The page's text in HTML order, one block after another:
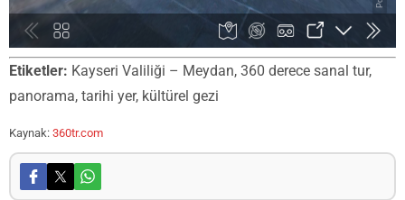
Etiketler: Kayseri Valiliği – Meydan, 360 derece sanal tur,
panorama, tarihi yer, kültürel gezi
Kaynak: 360tr.com